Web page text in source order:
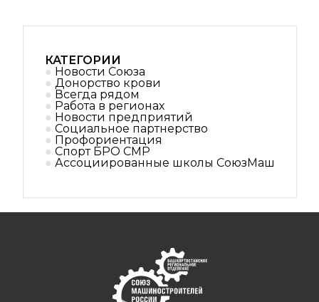
КАТЕГОРИИ
Новости Союза
Донорство крови
Всегда рядом
Работа в регионах
Новости предприятий
Социальное партнерствo
Профориентация
Спорт БРО СМР
Ассоциированные школы СоюзМаш